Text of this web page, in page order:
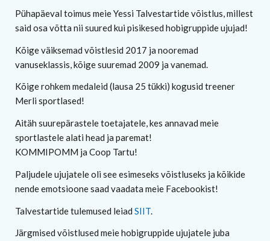
Pühapäeval toimus meie Yessi Talvestartide võistlus, millest
said osa võtta nii suured kui pisikesed hobigruppide ujujad!
Kõige väiksemad võistlesid 2017 ja nooremad
vanuseklassis, kõige suuremad 2009 ja vanemad.
Kõige rohkem medaleid (lausa 25 tükki) kogusid treener
Merli sportlased!
Aitäh suurepärastele toetajatele, kes annavad meie
sportlastele alati head ja paremat!
KOMMIPOMM ja Coop Tartu!
Paljudele ujujatele oli see esimeseks võistluseks ja kõikide
nende emotsioone saad vaadata meie Facebookist!
Talvestartide tulemused leiad SIIT.
Järgmised võistlused meie hobigruppide ujujatele juba